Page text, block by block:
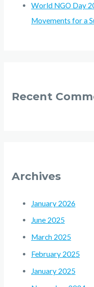
World NGO Day
Movements for a
Recent
Archives
January 2026
June 2025
March 2025
February 2025
January 2025